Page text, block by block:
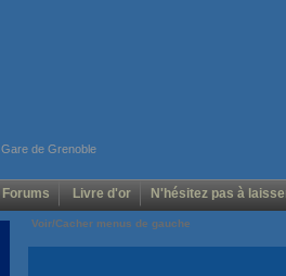
Gare de Grenoble
Forums Livre d'or N'hésitez pas à
Voir/Cacher menus de gauche